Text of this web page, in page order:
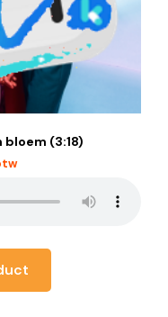
bloem (3:18)